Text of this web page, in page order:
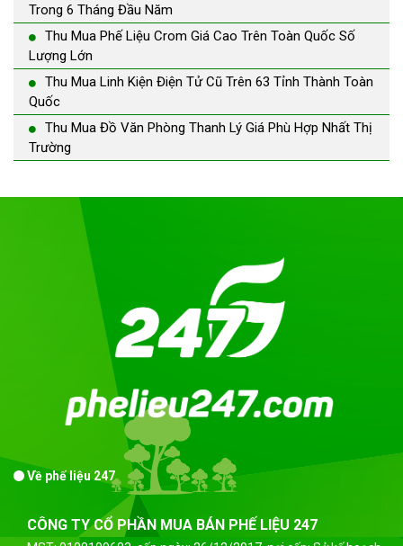
Trong 6 Tháng Đầu Năm
Thu Mua Phế Liệu Crom Giá Cao Trên Toàn Quốc Số
Lượng Lớn
Thu Mua Linh Kiện Điện Tử Cũ Trên 63 Tỉnh Thành Toàn
Quốc
Thu Mua Đồ Văn Phòng Thanh Lý Giá Phù Hợp Nhất Thị
Trường
Về phế liệu 247
CÔNG TY CỔ PHẦN MUA BÁN PHẾ LIỆU 247